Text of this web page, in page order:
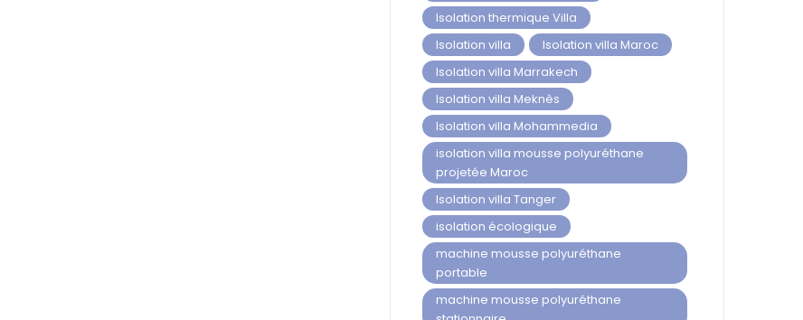
Isolation thermique Villa
Isolation villa
Isolation villa Maroc
Isolation villa Marrakech
Isolation villa Meknès
Isolation villa Mohammedia
isolation villa mousse polyuréthane
projetée Maroc
Isolation villa Tanger
isolation écologique
machine mousse polyuréthane
portable
machine mousse polyuréthane